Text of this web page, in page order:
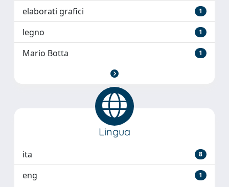
elaborati grafici 1
legno 1
Mario Botta 1
Lingua
ita 8
eng 1